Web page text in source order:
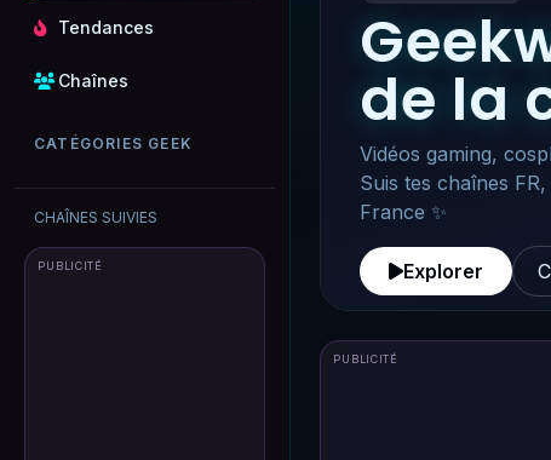
Tendances
Chaînes
CATÉGORIES GEEK
CHAÎNES SUIVIES
PUBLICITÉ
de la
Vidéos gaming,
Suis tes chaînes
France ✨
Explorer
PUBLICITÉ